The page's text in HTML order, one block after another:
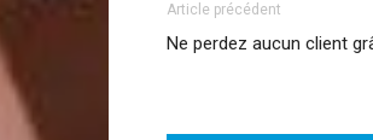
Article précédent
Ne perdez aucun client